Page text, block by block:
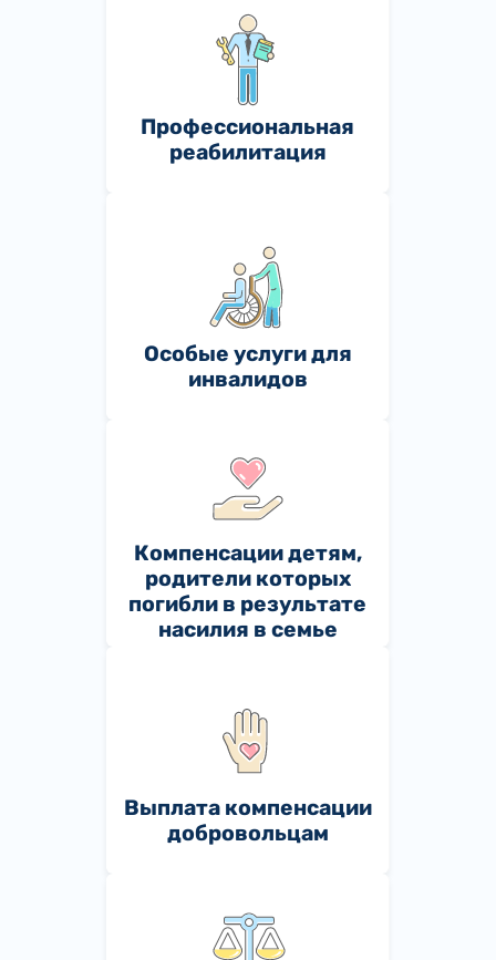
Профессиональная
реабилитация
Особые услуги для
инвалидов
Компенсации детям,
родители которых
погибли в результате
насилия в семье
Выплата компенсации
добровольцам